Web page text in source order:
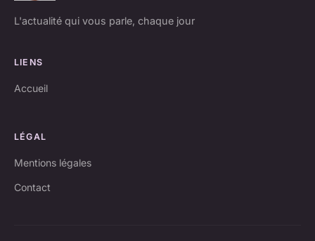
L'actualité qui vous parle, chaque jour
LIENS
Accueil
LÉGAL
Mentions légales
Contact